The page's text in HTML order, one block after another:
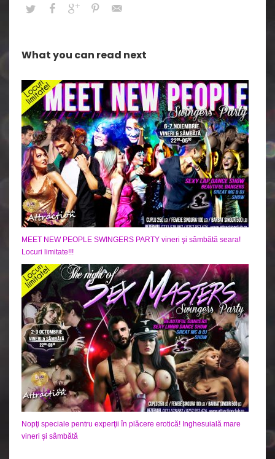
What you can read next
MEET NEW PEOPLE SWINGERS PARTY vineri şi sâmbătă seara!
Locuri limitate!!!
Nopţi speciale pentru experţii în plăcere erotică! Inghesuială mare
vineri şi sâmbătă